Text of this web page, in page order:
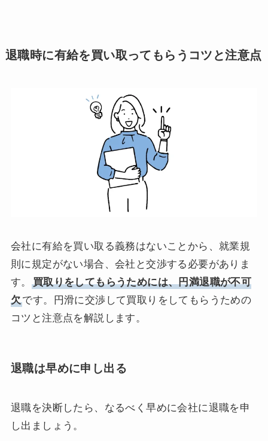
退職時に有給を買い取ってもらうコツと注意点
会社に有給を買い取る義務はないことから、就業規
則に規定がない場合、会社と交渉する必要がありま
す。
買取りをしてもらうためには、円満退職が不可
欠です。円滑に交渉して買取りをしてもらうための
コツと注意点を解説します。
退職は早めに申し出る
退職を決断したら、なるべく早めに会社に退職を申
し出ましょう。